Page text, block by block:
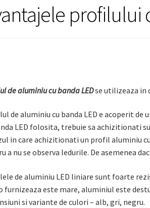
profilului
de aluminiu cu banda LEDse utilizeaza in
de aluminiu cu banda LED e acoperit
LED folosita, trebuie sa achizitionati
in care achizitionati un profil aluminiu
a nu se observa ledurile. De asemenea
de aluminiu LED liniare sunt foarte
furnizeaza este mare, aluminiul este
si variante de culori – alb, gri, negru.